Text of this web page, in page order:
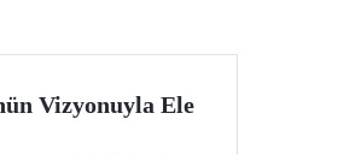
– COST Aksiyon Üyeleri
Vizyonuyla Ele